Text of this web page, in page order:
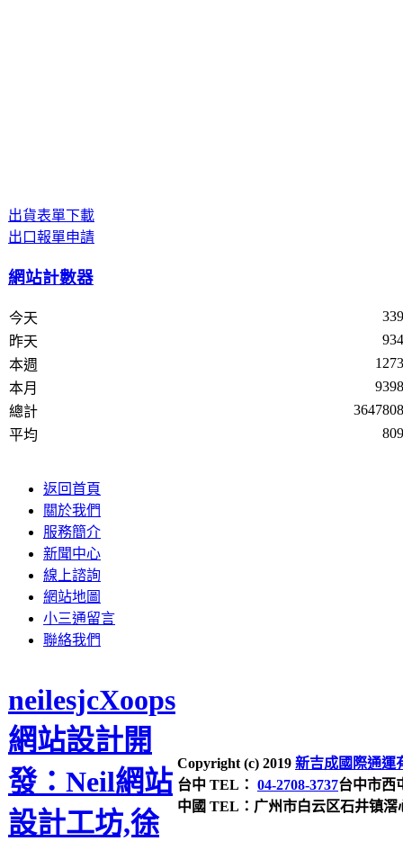
出貨表單下載
出口報單申請
網站計數器
今天
339
昨天
934
本週
1273
本月
9398
總計
3647808
平均
809
返回首頁
關於我們
服務簡介
新聞中心
線上諮詢
網站地圖
小三通留言
聯絡我們
neilesjcXoops
網站設計開
發：Neil網站
設計工坊,徐
Copyright (c) 2019 新吉成國際通運
台中 TEL： 04-2708-3737台中市西
中國 TEL：广州市白云区石井镇滘